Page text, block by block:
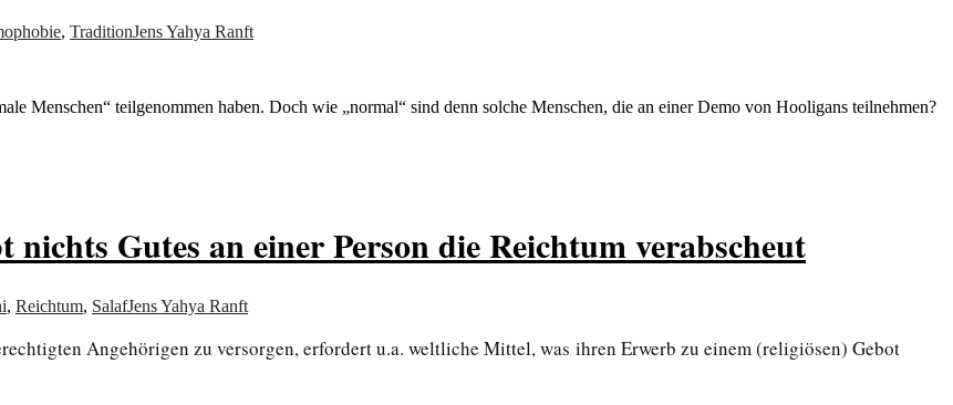
, TraditionJens Yahya Ranft
Menschen“ teilgenommen haben. Doch wie „normal“ sind denn solche Menschen, die an einer Demo von Hooligans teilnehmen?
Gutes an einer Person die Reichtum verabscheut
, Reichtum, SalafJens Yahya Ranft
Angehörigen zu versorgen, erfordert u.a. weltliche Mittel, was ihren Erwerb zu einem (religiösen) Gebot